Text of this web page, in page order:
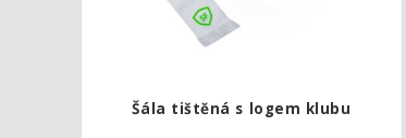
Šála tištěná s logem klubu